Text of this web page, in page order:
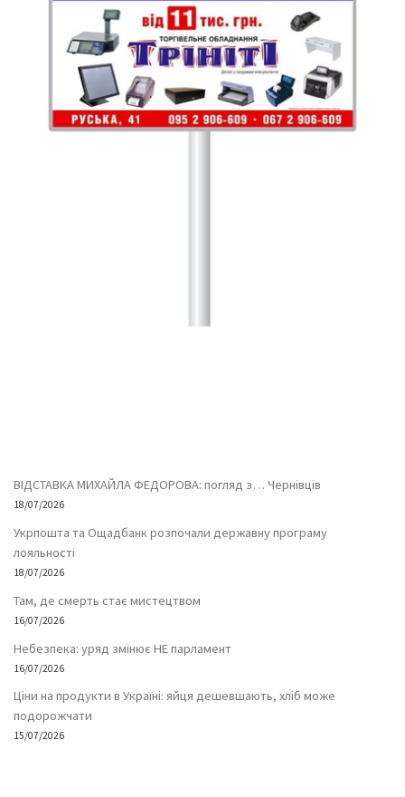
ВІДСТАВКА МИХАЙЛА ФЕДОРОВА: погляд з… Чернівців
18/07/2026
Укрпошта та Ощадбанк розпочали державну програму
лояльності
18/07/2026
Там, де смерть стає мистецтвом
16/07/2026
Небезпека: уряд змінює НЕ парламент
16/07/2026
Ціни на продукти в Україні: яйця дешевшають, хліб може
подорожчати
15/07/2026